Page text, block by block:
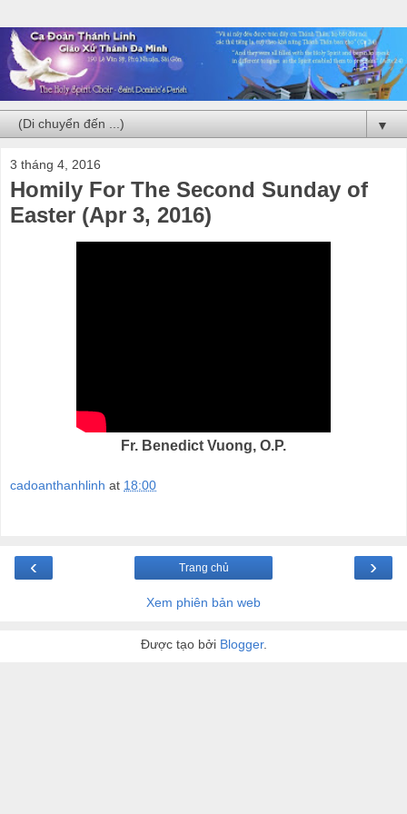
▼
3 tháng 4, 2016
Homily For The Second Sunday of
Easter (Apr 3, 2016)
Fr. Benedict Vuong, O.P.
cadoanthanhlinh at 18:00
‹ ›
Trang chủ
Xem phiên bản web
Được tạo bởi Blogger.